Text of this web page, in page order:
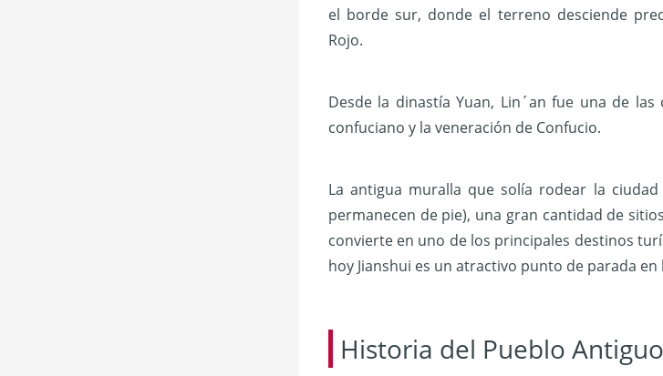
el borde sur, donde el terreno desciende
Rojo.
Desde la dinastía Yuan, Lin´an fue una de
confuciano y la veneración de Confucio.
La antigua muralla que solía rodear la
permanecen de pie), una gran cantidad de
convierte en uno de los principales destinos
hoy Jianshui es un atractivo punto de parada
Historia del Pueblo